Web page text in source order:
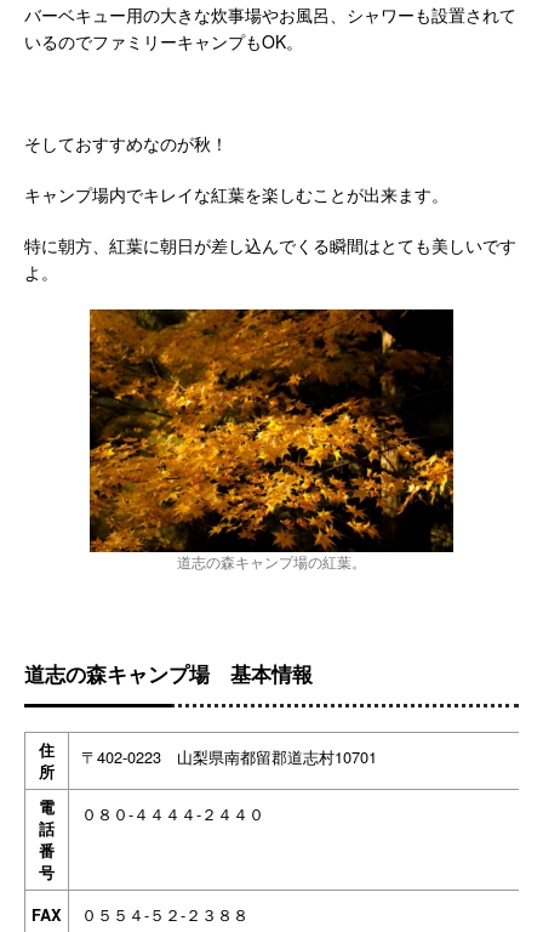
バーベキュー用の大きな炊事場やお風呂、シャワーも設置されて
いるのでファミリーキャンプもOK。
そしておすすめなのが秋！
キャンプ場内でキレイな紅葉を楽しむことが出来ます。
特に朝方、紅葉に朝日が差し込んでくる瞬間はとても美しいです
よ。
道志の森キャンプ場の紅葉。
道志の森キャンプ場 基本情報
住
所
〒402-0223 山梨県南都留郡道志村10701
電
話
番
号
０８０-４４４４-２４４０
FAX ０５５４-５２-２３８８